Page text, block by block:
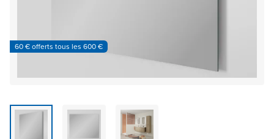
60 € offerts tous les 600 €